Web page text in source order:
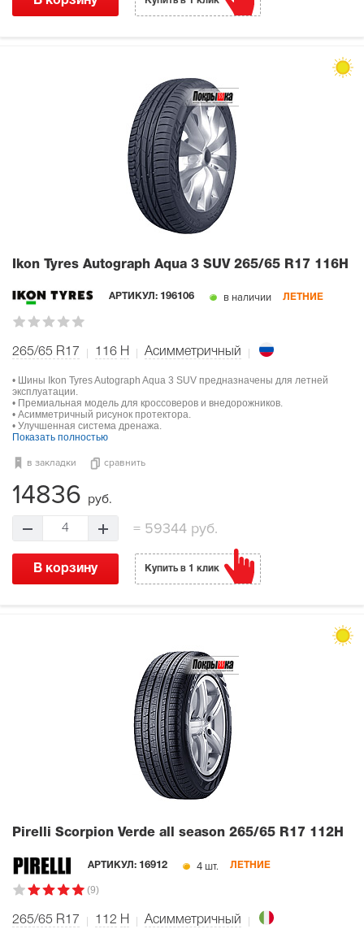
Ikon Tyres Autograph Aqua 3 SUV 265/65 R17 116H
АРТИКУЛ: 196106 в наличии ЛЕТНИЕ
265/65 R17 116 H Асимметричный
• Шины Ikon Tyres Autograph Aqua 3 SUV предназначены для летней
эксплуатации.
• Премиальная модель для кроссоверов и внедорожников.
• Асимметричный рисунок протектора.
• Улучшенная система дренажа.
Показать полностью
в закладки сравнить
14836 руб.
4 =59344 руб.
В корзину Купить в 1 клик
Pirelli Scorpion Verde all season 265/65 R17 112H
АРТИКУЛ: 16912 4 шт. ЛЕТНИЕ
(9)
265/65 R17 112 H Асимметричный